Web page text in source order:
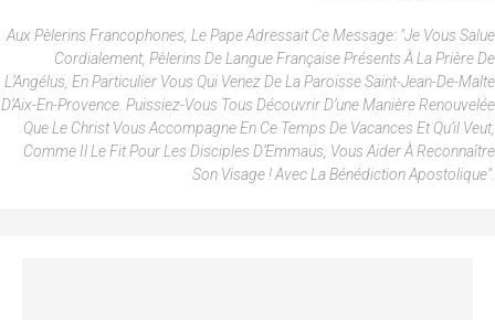
Aux Pèlerins Francophones, Le Pape Adressait Ce Message: "Je Vous Salue
Cordialement, Pèlerins De Langue Française Présents À La Prière De
L’Angélus, En Particulier Vous Qui Venez De La Paroisse Saint-Jean-De-Malte
D’Aix-En-Provence. Puissiez-Vous Tous Découvrir D’une Manière Renouvelée
Que Le Christ Vous Accompagne En Ce Temps De Vacances Et Qu’il Veut,
Comme Il Le Fit Pour Les Disciples D’Emmaüs, Vous Aider À Reconnaître
Son Visage ! Avec La Bénédiction Apostolique".